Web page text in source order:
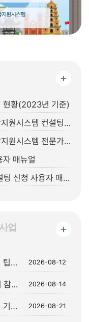
+
현황(2023년 기준)
[전북경진원] 2026년 중소기업종합지원시스템 컨설팅 운영지침
[전북경진원] 2026년 중소기업종합지원시스템 전문가 컨설팅 지원제외 업종 안내
매뉴얼
[전북경진원] 기업애로해소 전문컨설팅 신청 사용자 매뉴얼(컨설턴트용)
업 +
2026년 창업진흥원 대전 팁스타운 일본 파트너 초청 상담회 참가기업 모집 공고 2026-08-12
2026년 K-브랜드 챌린지 참여기업 모집 연장 공고 2026-08-14
2026년 농식품 중소기업 기술보호 컨설팅 지원사업 참여기업 모집 공고 2026-08-21